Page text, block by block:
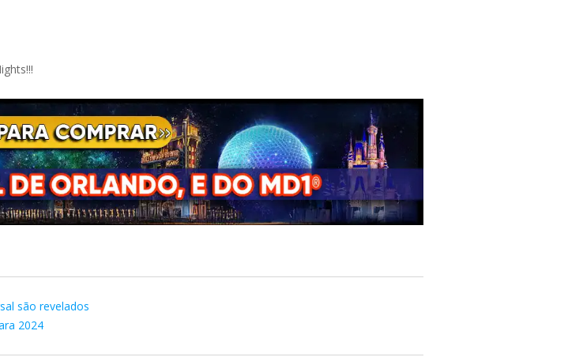
são revelados
2024